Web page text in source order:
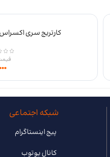
کارتریج سری
شبکه اجتماعی
پیج اینستاگرام
کانال یوتوب